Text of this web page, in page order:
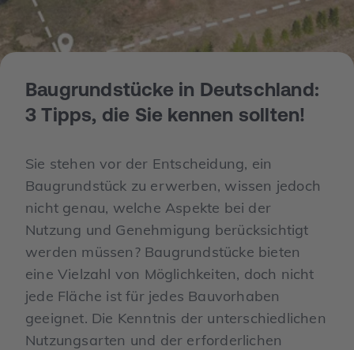
Baugrundstücke in Deutschland:
3 Tipps, die Sie kennen sollten!
Sie stehen vor der Entscheidung, ein
Baugrundstück zu erwerben, wissen jedoch
nicht genau, welche Aspekte bei der
Nutzung und Genehmigung berücksichtigt
werden müssen? Baugrundstücke bieten
eine Vielzahl von Möglichkeiten, doch nicht
jede Fläche ist für jedes Bauvorhaben
geeignet. Die Kenntnis der unterschiedlichen
Nutzungsarten und der erforderlichen